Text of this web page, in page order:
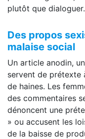
plutôt que dialoguer.
Des propos
malaise social
Un article anodin,
servent de prétexte
de haines. Les
des commentaires
dénoncent une
» ou accusent les
de la baisse de